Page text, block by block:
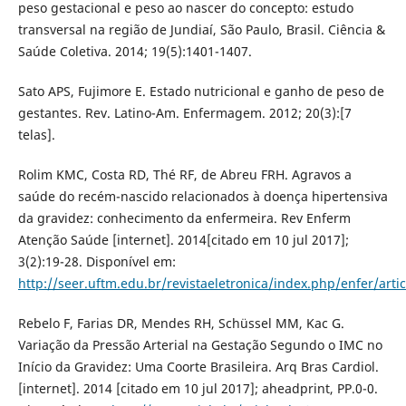
peso gestacional e peso ao nascer do concepto: estudo
transversal na região de Jundiaí, São Paulo, Brasil. Ciência &
Saúde Coletiva. 2014; 19(5):1401-1407.
Sato APS, Fujimore E. Estado nutricional e ganho de peso de
gestantes. Rev. Latino-Am. Enfermagem. 2012; 20(3):[7
telas].
Rolim KMC, Costa RD, Thé RF, de Abreu FRH. Agravos a
saúde do recém-nascido relacionados à doença hipertensiva
da gravidez: conhecimento da enfermeira. Rev Enferm
Atenção Saúde [internet]. 2014[citado em 10 jul 2017];
3(2):19-28. Disponível em:
http://seer.uftm.edu.br/revistaeletronica/index.php/enfer/
Rebelo F, Farias DR, Mendes RH, Schüssel MM, Kac G.
Variação da Pressão Arterial na Gestação Segundo o IMC no
Início da Gravidez: Uma Coorte Brasileira. Arq Bras Cardiol.
[internet]. 2014 [citado em 10 jul 2017]; aheadprint, PP.0-0.